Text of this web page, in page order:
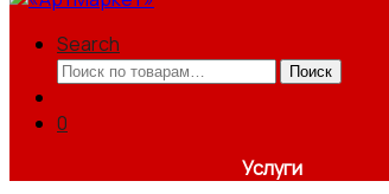
Search
Искать:
Поиск
0
Услуги